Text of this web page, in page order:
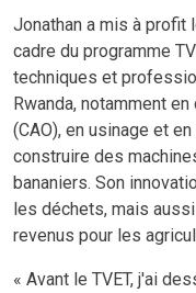
Jonathan a mis à
cadre du programme
techniques et
Rwanda, notamment
(CAO), en usinage et
construire des
bananiers. Son
les déchets, mais
revenus pour les
« Avant le TVET, j'ai